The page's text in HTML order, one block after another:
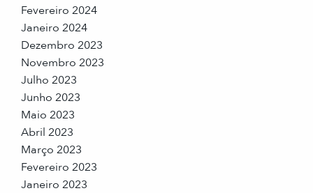
Fevereiro 2024
Janeiro 2024
Dezembro 2023
Novembro 2023
Julho 2023
Junho 2023
Maio 2023
Abril 2023
Março 2023
Fevereiro 2023
Janeiro 2023